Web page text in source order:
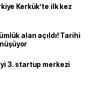
Kerkük’te ilk kez
alan açıldı! Tarihi
3. startup merkezi